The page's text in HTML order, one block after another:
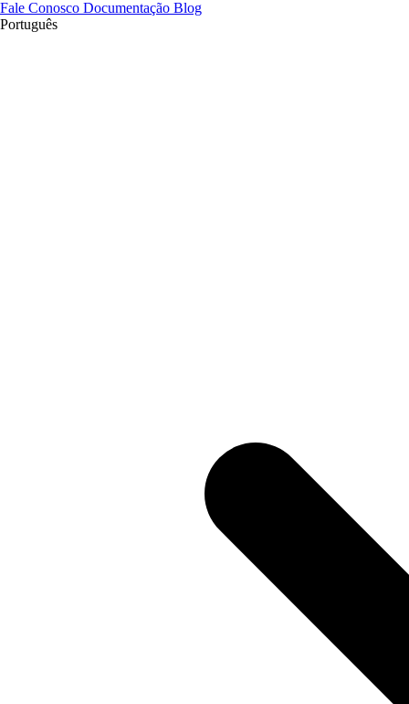
Fale Conosco Documentação Blog
Português